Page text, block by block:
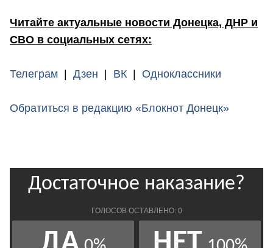
Читайте актуальные новости Донецка, ДНР и
СВО в социальных сетях:
Телеграм | Дзен | ВК | Одноклассники
Обратиться в редакцию «Блокнот Донецк»